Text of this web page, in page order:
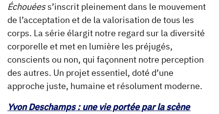
Échouéess’inscrit pleinement dans le mouvement
de l’acceptation et de la valorisation de tous les
corps. La série élargit notre regard sur la diversité
corporelle et met en lumière les préjugés,
conscients ou non, qui façonnent notre perception
des autres. Un projet essentiel, doté d’une
approche juste, humaine et résolument moderne.
Yvon Deschamps : une vie portée par la scène